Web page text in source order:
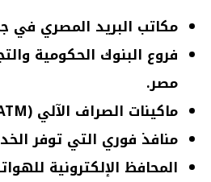
مكاتب البريد المصري في
فروع البنوك الحكومية
مصر.
ماكينات الصراف الآلي (ATM) التابعة للبنوك المختلفة.
منافذ فوري التي توفر
المحافظ الإلكترونية